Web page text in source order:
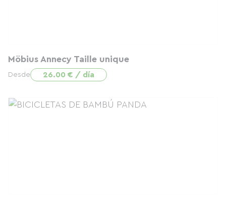
Möbius Annecy Taille unique
Desde 26.00 € / día